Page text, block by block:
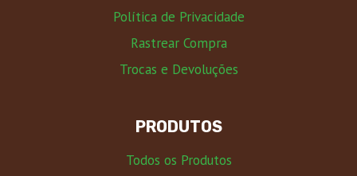
Política de Privacidade
Rastrear Compra
Trocas e Devoluções
PRODUTOS
Todos os Produtos